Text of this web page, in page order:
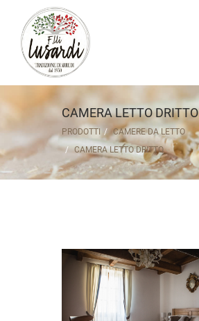
CAMERA LETTO DRITTO
PRODOTTI
CAMERE DA LETTO
CAMERA LETTO DRITTO